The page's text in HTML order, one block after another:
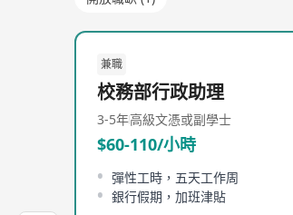
2. 尖沙咀分校：九龍尖沙咀加拿芬
3. 長沙灣分校：九龍長沙灣永康
5. 北角美容分校：香港北角七姊妹
6. 銅鑼灣分校：香港銅鑼灣利園一
7. 銅鑼灣 (企業培訓) 分校：香港
8. 粉嶺分校：新界粉嶺聯和墟綠悠
9. 炮台山分校：香港北角電氣道
10. 鰂魚涌分校：七姊妹道200號
11. 澳門(辦事處)：澳門南灣大馬路
12. 澳門南灣分校：澳門南灣大馬
兼職
校務部行政助理
3-5年高級文憑或副學士
$60-110/小時
彈性工時，五天工作周
銀行假期，加班津貼